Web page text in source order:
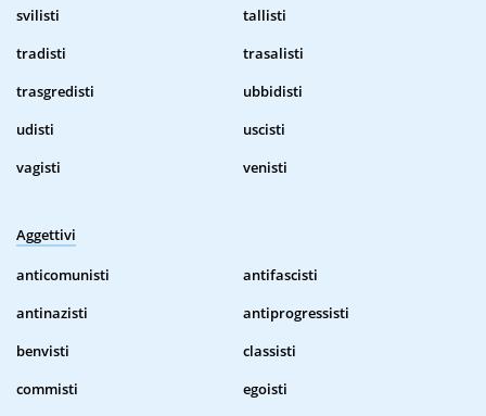
svilisti
tallisti
tradisti
trasalisti
trasgredisti
ubbidisti
udisti
uscisti
vagisti
venisti
Aggettivi
anticomunisti
antifascisti
antinazisti
antiprogressisti
benvisti
classisti
commisti
egoisti